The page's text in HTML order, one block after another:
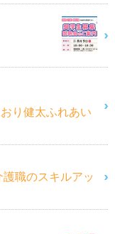
り健太ふれあい
職のスキルアッ